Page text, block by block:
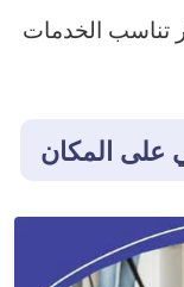
تناسب الخدمات
على المكان